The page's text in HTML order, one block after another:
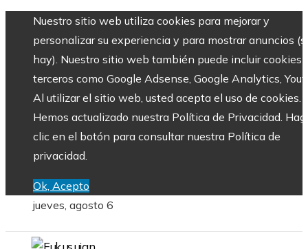
Nuestro sitio web utiliza cookies para mejorar y
personalizar su experiencia y para mostrar anuncios
hay). Nuestro sitio web también puede incluir cookies
terceros como Google Adsense, Google Analytics,
Al utilizar el sitio web, usted acepta el uso de cookies.
Hemos actualizado nuestra Política de Privacidad.
clic en el botón para consultar nuestra Política de
privacidad.
Ok, Acepto
jueves, agosto 6